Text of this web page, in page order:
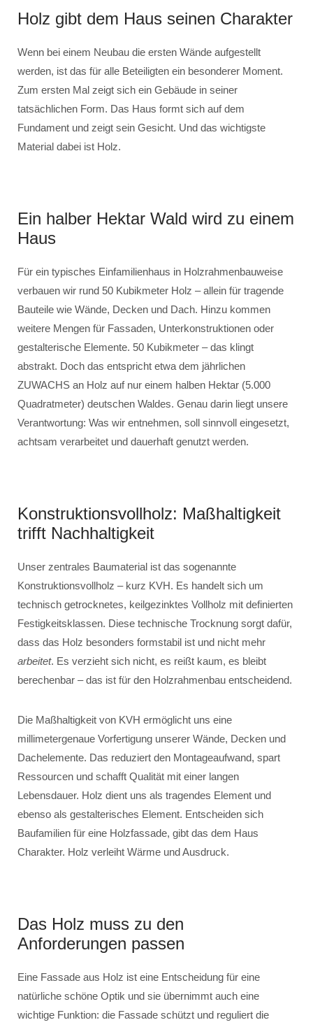
Holz gibt dem Haus seinen Charakter
Wenn bei einem Neubau die ersten Wände aufgestellt
werden, ist das für alle Beteiligten ein besonderer Moment.
Zum ersten Mal zeigt sich ein Gebäude in seiner
tatsächlichen Form. Das Haus formt sich auf dem
Fundament und zeigt sein Gesicht. Und das wichtigste
Material dabei ist Holz.
Ein halber Hektar Wald wird zu einem
Haus
Für ein typisches Einfamilienhaus in Holzrahmenbauweise
verbauen wir rund 50 Kubikmeter Holz – allein für tragende
Bauteile wie Wände, Decken und Dach. Hinzu kommen
weitere Mengen für Fassaden, Unterkonstruktionen oder
gestalterische Elemente. 50 Kubikmeter – das klingt
abstrakt. Doch das entspricht etwa dem jährlichen
ZUWACHS an Holz auf nur einem halben Hektar (5.000
Quadratmeter) deutschen Waldes. Genau darin liegt unsere
Verantwortung: Was wir entnehmen, soll sinnvoll eingesetzt,
achtsam verarbeitet und dauerhaft genutzt werden.
Konstruktionsvollholz: Maßhaltigkeit
trifft Nachhaltigkeit
Unser zentrales Baumaterial ist das sogenannte
Konstruktionsvollholz – kurz KVH. Es handelt sich um
technisch getrocknetes, keilgezinktes Vollholz mit definierten
Festigkeitsklassen. Diese technische Trocknung sorgt dafür,
dass das Holz besonders formstabil ist und nicht mehr
arbeitet. Es verzieht sich nicht, es reißt kaum, es bleibt
berechenbar – das ist für den Holzrahmenbau entscheidend.
Die Maßhaltigkeit von KVH ermöglicht uns eine
millimetergenaue Vorfertigung unserer Wände, Decken und
Dachelemente. Das reduziert den Montageaufwand, spart
Ressourcen und schafft Qualität mit einer langen
Lebensdauer. Holz dient uns als tragendes Element und
ebenso als gestalterisches Element. Entscheiden sich
Baufamilien für eine Holzfassade, gibt das dem Haus
Charakter. Holz verleiht Wärme und Ausdruck.
Das Holz muss zu den
Anforderungen passen
Eine Fassade aus Holz ist eine Entscheidung für eine
natürliche schöne Optik und sie übernimmt auch eine
wichtige Funktion: die Fassade schützt und reguliert die